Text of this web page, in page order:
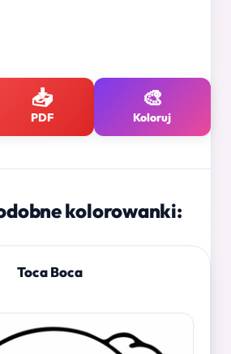
📥
PDF
🎨
Koloruj
kolorowanki:
Toca Boca